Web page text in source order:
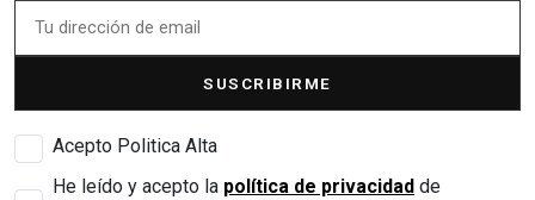
SUSCRIBIRME
Acepto Politica Alta
He leído y acepto la política de privacidad de